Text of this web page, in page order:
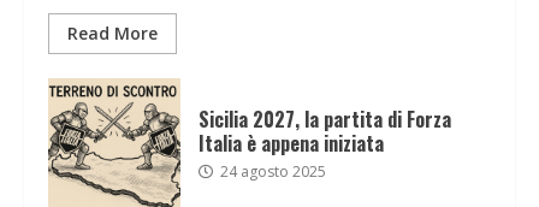
Read More
Sicilia 2027, la partita di Forza
Italia è appena iniziata
24 agosto 2025